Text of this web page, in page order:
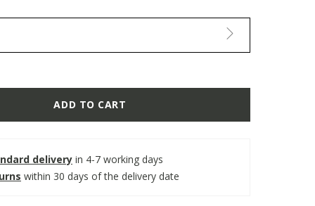
ADD TO CART
delivery in 4-7 working days
within 30 days of the delivery date